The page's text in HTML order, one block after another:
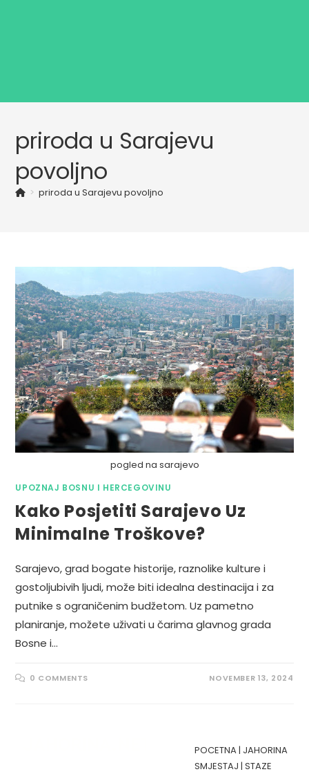
priroda u Sarajevu
povoljno
> priroda u Sarajevu povoljno
pogled na sarajevo
UPOZNAJ BOSNU I HERCEGOVINU
Kako Posjetiti Sarajevo Uz
Minimalne Troškove?
Sarajevo, grad bogate historije, raznolike kulture i
gostoljubivih ljudi, može biti idealna destinacija i za
putnike s ograničenim budžetom. Uz pametno
planiranje, možete uživati u čarima glavnog grada
Bosne i…
0 COMMENTS NOVEMBER 13, 2024
POCETNA| JAHORINA
SMJESTAJ |STAZE